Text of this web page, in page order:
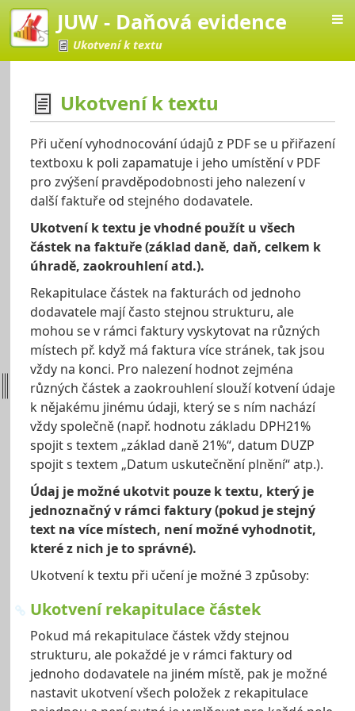
JUW - Daňová evidence
Ukotvení k textu
evidence
Ukotvení k textu
Při učení vyhodnocování údajů z PDF se u přiřazení
textboxu k poli zapamatuje i jeho umístění v PDF
pro zvýšení pravděpodobnosti jeho nalezení v
další faktuře od stejného dodavatele.
Ukotvení k textu je vhodné použít u všech
částek na faktuře (základ daně, daň, celkem k
úhradě, zaokrouhlení atd.).
Rekapitulace částek na fakturách od jednoho
dodavatele mají často stejnou strukturu, ale
mohou se v rámci faktury vyskytovat na různých
místech př. když má faktura více stránek, tak jsou
vždy na konci. Pro nalezení hodnot zejména
různých částek a zaokrouhlení slouží kotvení údaje
k nějakému jinému údaji, který se s ním nachází
vždy společně (např. hodnotu základu DPH21%
spojit s textem „základ daně 21%“, datum DUZP
spojit s textem „Datum uskutečnění plnění“ atp.).
Údaj je možné ukotvit pouze k textu, který je
jednoznačný v rámci faktury (pokud je stejný
text na více místech, není možné vyhodnotit,
které z nich je to správné).
Ukotvení k textu při učení je možné 3 způsoby:
Ukotvení rekapitulace částek
Pokud má rekapitulace částek vždy stejnou
strukturu, ale pokaždé je v rámci faktury od
jednoho dodavatele na jiném místě, pak je možné
nastavit ukotvení všech položek z rekapitulace